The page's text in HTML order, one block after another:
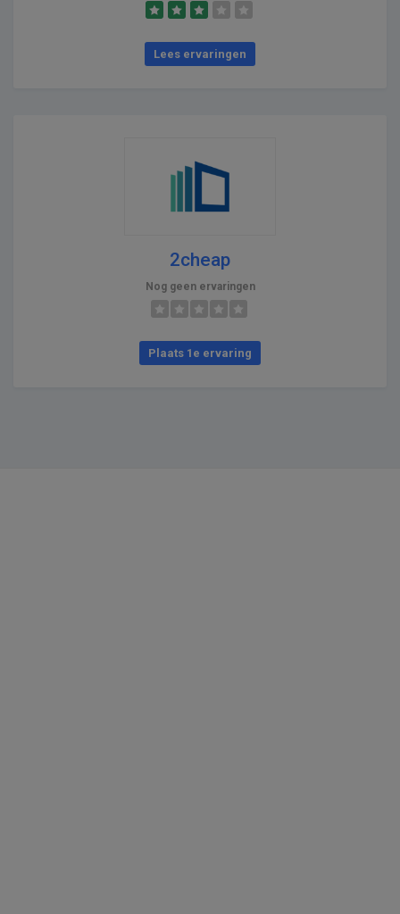
Lees ervaringen
2cheap
Nog geen ervaringen
Plaats 1e ervaring